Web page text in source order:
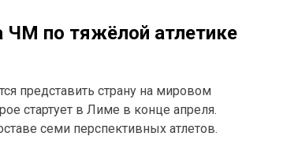
ЧМ по тяжёлой атлетике
представить страну на мировом
стартует в Лиме в конце апреля.
семи перспективных атлетов.